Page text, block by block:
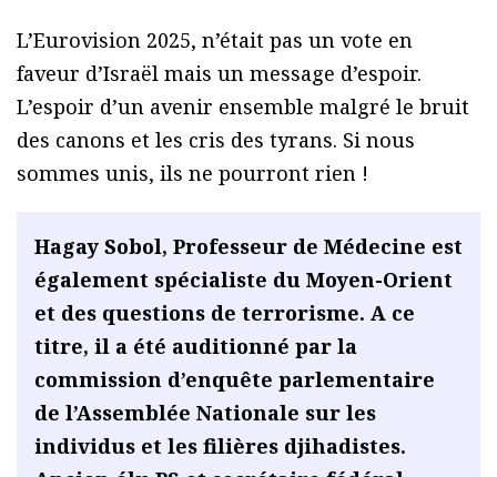
L’Eurovision 2025, n’était pas un vote en
faveur d’Israël mais un message d’espoir.
L’espoir d’un avenir ensemble malgré le bruit
des canons et les cris des tyrans. Si nous
sommes unis, ils ne pourront rien !
Hagay Sobol, Professeur de Médecine est
également spécialiste du Moyen-Orient
et des questions de terrorisme. A ce
titre, il a été auditionné par la
commission d’enquête parlementaire
de l’Assemblée Nationale sur les
individus et les filières djihadistes.